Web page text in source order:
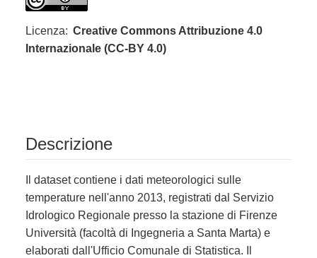
Licenza: Creative Commons Attribuzione 4.0
Internazionale (CC-BY 4.0)
Descrizione
Il dataset contiene i dati meteorologici sulle
temperature nell'anno 2013, registrati dal Servizio
Idrologico Regionale presso la stazione di Firenze
Università (facoltà di Ingegneria a Santa Marta) e
elaborati dall'Ufficio Comunale di Statistica. Il